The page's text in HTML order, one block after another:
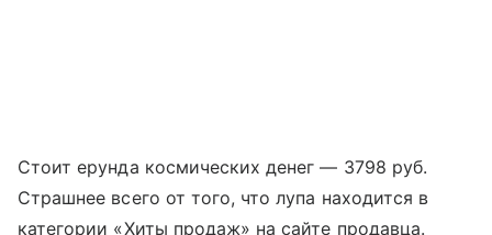
Стоит ерунда космических денег — 3798 руб.
Страшнее всего от того, что лупа находится в
категории «Хиты продаж» на сайте продавца.